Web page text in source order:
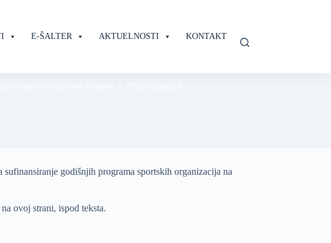
E-ŠALTER AKTUELNOSTI KONTAKT
godišnjih programa sportskih organizacija na
ovoj strani, ispod teksta.